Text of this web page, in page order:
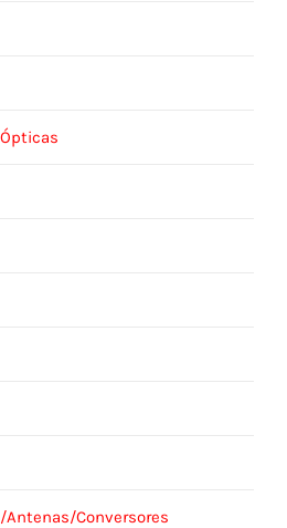
Conversores